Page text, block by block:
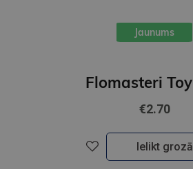
Jaunums
€2.70
Ielikt grozā